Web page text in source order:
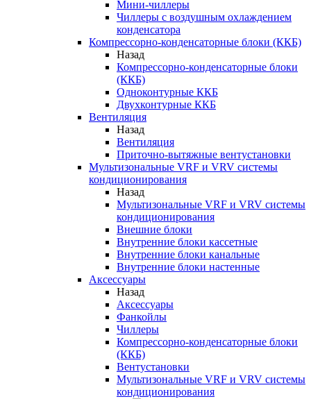
Мини-чиллеры
Чиллеры с воздушным охлаждением
конденсатора
Компрессорно-конденсаторные блоки (ККБ)
Назад
Компрессорно-конденсаторные блоки
(ККБ)
Одноконтурные ККБ
Двухконтурные ККБ
Вентиляция
Назад
Вентиляция
Приточно-вытяжные вентустановки
Мультизональные VRF и VRV системы
кондиционирования
Назад
Мультизональные VRF и VRV системы
кондиционирования
Внешние блоки
Внутренние блоки кассетные
Внутренние блоки канальные
Внутренние блоки настенные
Аксессуары
Назад
Аксессуары
Фанкойлы
Чиллеры
Компрессорно-конденсаторные блоки
(ККБ)
Вентустановки
Мультизональные VRF и VRV системы
кондиционирования